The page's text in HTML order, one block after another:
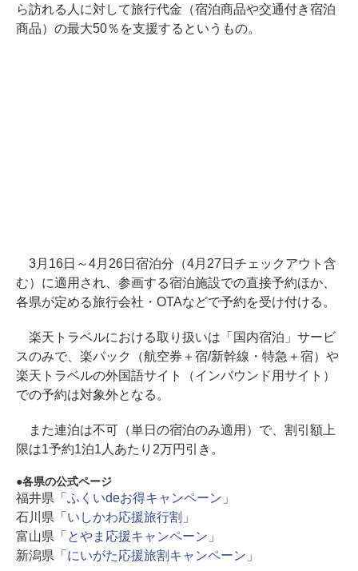
ら訪れる人に対して旅行代金（宿泊商品や交通付き宿泊
商品）の最大50％を支援するというもの。
3月16日～4月26日宿泊分（4月27日チェックアウト含
む）に適用され、参画する宿泊施設での直接予約ほか、
各県が定める旅行会社・OTAなどで予約を受け付ける。
楽天トラベルにおける取り扱いは「国内宿泊」サービ
スのみで、楽パック（航空券＋宿/新幹線・特急＋宿）や
楽天トラベルの外国語サイト（インバウンド用サイト）
での予約は対象外となる。
また連泊は不可（単日の宿泊のみ適用）で、割引額上
限は1予約1泊1人あたり2万円引き。
各県の公式ページ
福井県「 ふくいdeお得キャンペーン 」
石川県「 いしかわ応援旅行割 」
富山県「 とやま応援キャンペーン 」
新潟県「 にいがた応援旅割キャンペーン 」